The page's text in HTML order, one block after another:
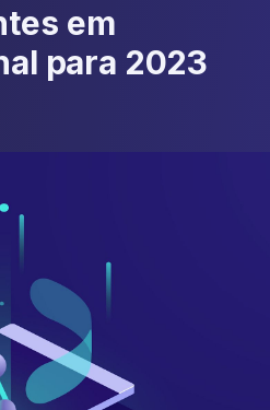
em
para 2023